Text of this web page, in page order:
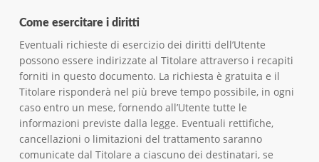
Come esercitare i diritti
Eventuali richieste di esercizio dei diritti dell’Utente
possono essere indirizzate al Titolare attraverso i recapiti
forniti in questo documento. La richiesta è gratuita e il
Titolare risponderà nel più breve tempo possibile, in ogni
caso entro un mese, fornendo all’Utente tutte le
informazioni previste dalla legge. Eventuali rettifiche,
cancellazioni o limitazioni del trattamento saranno
comunicate dal Titolare a ciascuno dei destinatari, se